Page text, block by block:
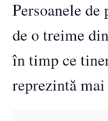
Persoanele
de o treime
în timp ce
reprezintă